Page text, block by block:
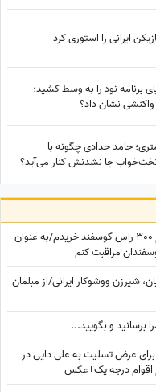
ایرانی را استوری کرد
برنامه نود را به وسط کشید؛
نشان داد؟
یک زندگی با قد 2.18 متری؛ حامد حدادی چگونه با
جا نشدنش کنار می‌آید؟
علیرضا بیرانوند دروازه‌بان تراکتور: برای خانوادم 300 راس گوسفند خریدم/به عنوان
شیرزن ووشوکار ایرانی/از مبلمان
برسانید و بگویید...
عرض تسلیت به علی دایی در
اقوام درجه یک+عکس